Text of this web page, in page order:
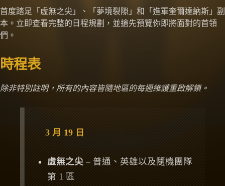
首度踏足「虛無之尖」、「夢境裂隙」和「進軍奎爾達納斯」副
本。立即查看完整的日程規劃，並搶先預覽你即將面對的首領
們。
時程表
除非特別註明，所有的內容皆隨地區的每週維護重啟解鎖。
3 月 19 日
虛無之尖 – 普通、英雄以及隨機團隊
第 1 區